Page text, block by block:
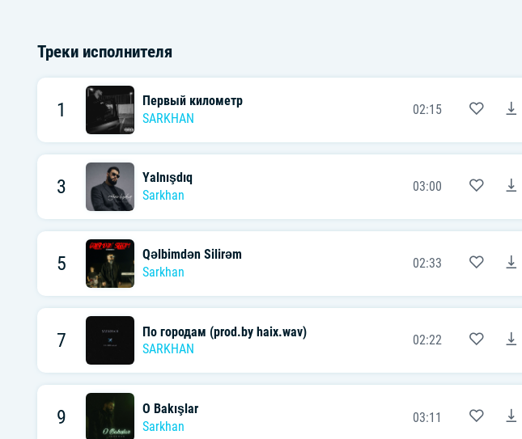
Треки исполнителя
1
Первый километр
SARKHAN
02:15
3
Yalnışdıq
Sarkhan
03:00
5
Qəlbimdən Silirəm
Sarkhan
02:33
7
По городам (prod.by haix.wav)
SARKHAN
02:22
9
O Bakışlar
Sarkhan
03:11